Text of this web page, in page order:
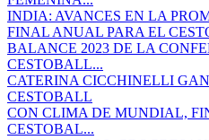
INDIA: AVANCES EN LA
FINAL ANUAL PARA EL
BALANCE 2023 DE LA
CESTOBALL...
CATERINA CICCHINELLI
CESTOBALL
CON CLIMA DE MUNDIAL,
CESTOBAL...